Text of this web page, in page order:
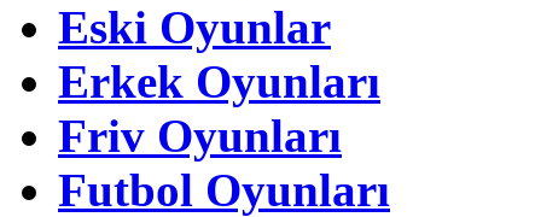
Eski Oyunlar
Erkek Oyunları
Friv Oyunları
Futbol Oyunları